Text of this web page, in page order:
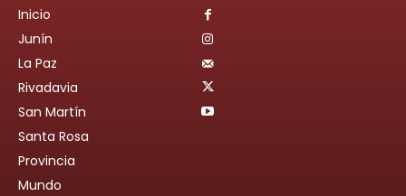
Inicio
Junín
La Paz
Rivadavia
San Martín
Santa Rosa
Provincia
Mundo